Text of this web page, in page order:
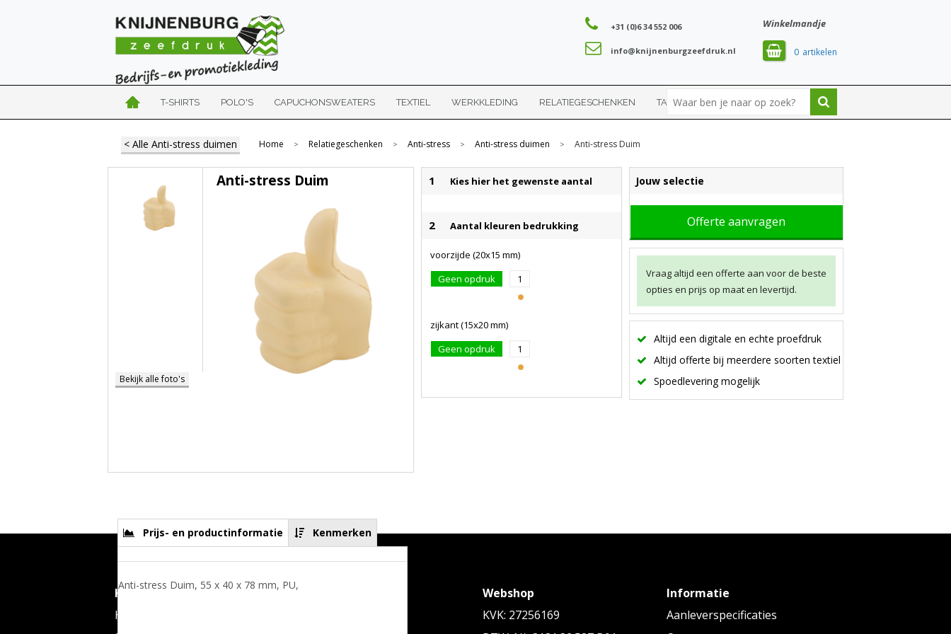
Winkelmandje
0
+31 (0)6 34 552 006
info@knijnenburgzeefdruk.nl
T-SHIRTS POLO'S CAPUCHONSWEATERS TEXTIEL WERKKLEDING RELATIEGESCHENKEN TASSEN SPORT
< Alle Anti-stress duimen Home > Relatiegeschenken > Anti-stress > Anti-stress duimen > Anti-stress Duim
1 Kies hier het gewenste aantal
2 Aantal kleuren bedrukking
voorzijde (20x15 mm)
Geen opdruk
1
zijkant (15x20 mm)
Geen opdruk
1
Jouw selectie
Offerte aanvragen
Vraag altijd een offerte aan voor de beste
opties en prijs op maat en levertijd.
Altijd een digitale en echte proefdruk
Altijd offerte bij meerdere soorten textiel
Spoedlevering mogelijk
Bekijk alle foto's
Anti-stress Duim
Prijs- en productinformatie Kenmerken
Anti-stress Duim, 55 x 40 x 78 mm, PU,
Knijnenburg Zeefdruk
Honderdland 107A
Webshop
KVK: 27256169
Informatie
Aanleverspecificaties